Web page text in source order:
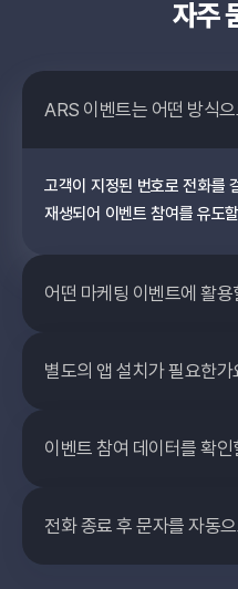
자주
ARS 이벤트는 어떤 방식
고객이 지정된 번호로 전화를
재생되어 이벤트 참여를 유도
어떤 마케팅 이벤트에 활
신제품 출시, 브랜드 캠페인
별도의 앱 설치가 필요한가
아니요. 고객은 전화만 걸면 이
이벤트 참여 데이터를 확
전화 수신 현황과 참여 내역을
전화 종료 후 문자를 자동